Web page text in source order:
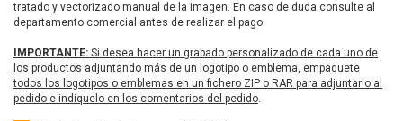
tratado y vectorizado manual de la imagen. En caso de duda consulte al
departamento comercial antes de realizar el pago.
IMPORTANTE: Si desea hacer un grabado personalizado de cada uno de
los productos adjuntando más de un logotipo o emblema, empaquete
todos los logotipos o emblemas en un fichero ZIP o RAR para adjuntarlo al
pedido e indiquelo en los comentarios del pedido.